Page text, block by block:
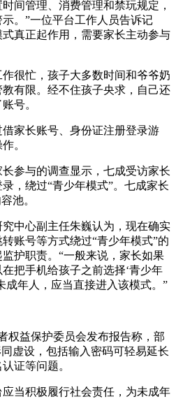
间管理、消费管理和禁玩规定，
。”一位平台工作人员告诉记
真正起作用，需要家长主动参与
忙，孩子大多数时间和爷爷奶
有限。经不住孩子央求，自己还
号。
家长账号、身份证注册登录游
。
参与的调查显示，七成受访家长
，绕过“青少年模式”。七成家长
池。
心副主任朱巍认为，现在确实
账号等方式绕过“青少年模式”的
护职责。“一般来说，家长如果
把手机给孩子之前选择‘青少年
成年人，应当直接进入该模式。”
益保护委员会发布报告称，部
虚设，包括输入密码可轻易延长
证等问题。
积极履行社会责任，为未成年